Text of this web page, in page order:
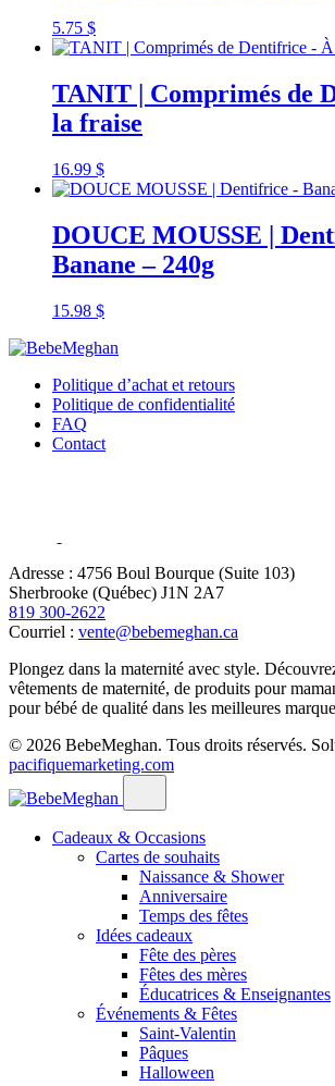
5.75 $
TANIT | Comprimés de
la fraise
16.99 $
DOUCE MOUSSE |
Banane – 240g
15.98 $
Politique d’achat et retours
Politique de confidentialité
FAQ
Contact
Adresse : 4756 Boul Bourque (Suite 103)
Sherbrooke (Québec) J1N 2A7
819 300-2622
Courriel : vente@bebemeghan.ca
Plongez dans la maternité avec style.
vêtements de maternité, de produits pour
pour bébé de qualité dans les meilleures
© 2026 BebeMeghan. Tous droits réservés.
pacifiquemarketing.com
Cadeaux & Occasions
Cartes de souhaits
Naissance & Shower
Anniversaire
Temps des fêtes
Idées cadeaux
Fête des pères
Fêtes des mères
Éducatrices & Enseignantes
Événements & Fêtes
Saint-Valentin
Pâques
Halloween